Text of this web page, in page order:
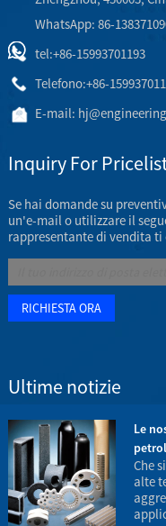
WhatsApp: 86-
tel:+86-15993701193
Telefono:+86-
E-mail:
Inquiry For
Se hai domande su
un'e-mail o utilizzare il
rappresentante di vendita
Ultime notizie
Le
Che
alte